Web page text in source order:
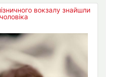
вокзалу знайшли